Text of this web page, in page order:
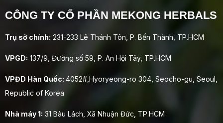
CÔNG TY CỔ PHẦN MEKONG HERBALS
Trụ sở chính: 231-233 Lê Thánh Tôn, P. Bến Thành, TP.HCM
VPGD: 137/9, Đường số 59, P. An Hội Tây, TP.HCM
VPĐD Hàn Quốc: 4052#,Hyoryeong-ro 304, Seocho-gu, Seoul,
Republic of Korea
Nhà máy 1: 31 Bàu Lách, Xã Nhuận Đức, TP.HCM